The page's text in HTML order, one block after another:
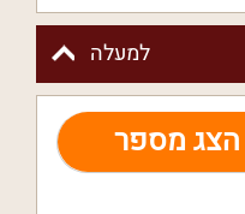
למעלה
הצג מספר